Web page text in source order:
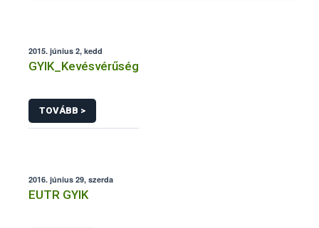
2015. június 2, kedd
GYIK_Kevésvérűség
TOVÁBB >
2016. június 29, szerda
EUTR GYIK